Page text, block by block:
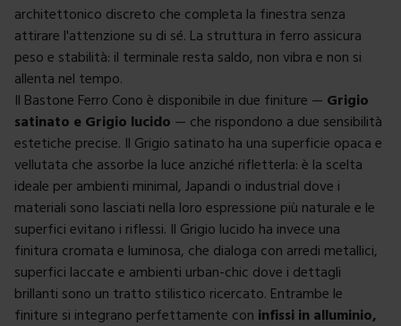
architettonico discreto che completa la finestra senza
attirare l'attenzione su di sé. La struttura in ferro assicura
peso e stabilità: il terminale resta saldo, non vibra e non si
allenta nel tempo.
Il Bastone Ferro Cono è disponibile in due finiture — Grigio
satinato e Grigio lucido — che rispondono a due sensibilità
estetiche precise. Il Grigio satinato ha una superficie opaca e
vellutata che assorbe la luce anziché rifletterla: è la scelta
ideale per ambienti minimal, Japandi o industrial dove i
materiali sono lasciati nella loro espressione più naturale e le
superfici evitano i riflessi. Il Grigio lucido ha invece una
finitura cromata e luminosa, che dialoga con arredi metallici,
superfici laccate e ambienti urban-chic dove i dettagli
brillanti sono un tratto stilistico ricercato. Entrambe le
finiture si integrano perfettamente con infissi in alluminio,